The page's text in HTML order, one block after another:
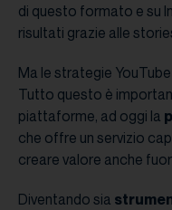
di questo formato e su
risultati grazie alle
Ma le strategie
Tutto questo è
piattaforme, ad oggi la
che offre un servizio
creare valore anche
Diventando sia